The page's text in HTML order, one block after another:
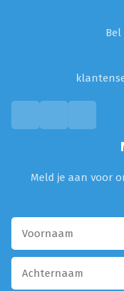
Bel
Meld je aan voor